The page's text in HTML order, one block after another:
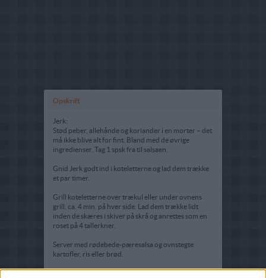
Opskrift
Jerk:
Stød peber, allehånde og koriander i en morter – det
må ikke blive alt for fint. Bland med de øvrige
ingredienser. Tag 1 spsk fra til salsaen.
Gnid Jerk godt ind i koteletterne og lad dem trække
et par timer.
Grill koteletterne over trækul eller under ovnens
grill, ca. 4 min. på hver side. Lad dem trække lidt
inden de skæres i skiver på skrå og anrettes som en
roset på 4 tallerkner.
Server med rødebede-pæresalsa og ovnstegte
kartofler, ris eller brød.